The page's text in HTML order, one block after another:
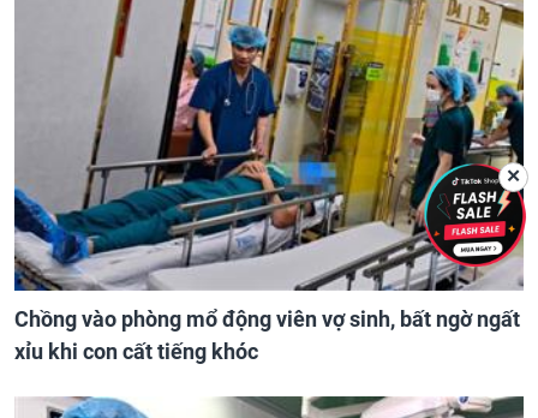
Chồng vào phòng mổ động viên vợ sinh, bất ngờ ngất
xỉu khi con cất tiếng khóc
✕